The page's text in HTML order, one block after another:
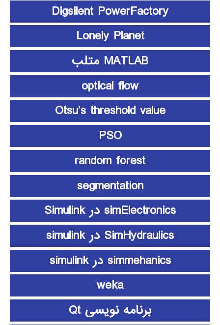
Digsilent PowerFactory
Lonely Planet
MATLAB متلب
optical flow
Otsu’s threshold value
PSO
random forest
segmentation
simElectronics در Simulink
SimHydraulics در simulink
simmehanics در simulink
weka
برنامه نویسی Qt